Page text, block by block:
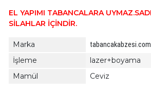
EL YAPIMI TABANCALARA
SİLAHLAR İÇİNDİR.
Marka tabancakabzesi.com
İşleme
lazer+boyama
Mamül
Ceviz